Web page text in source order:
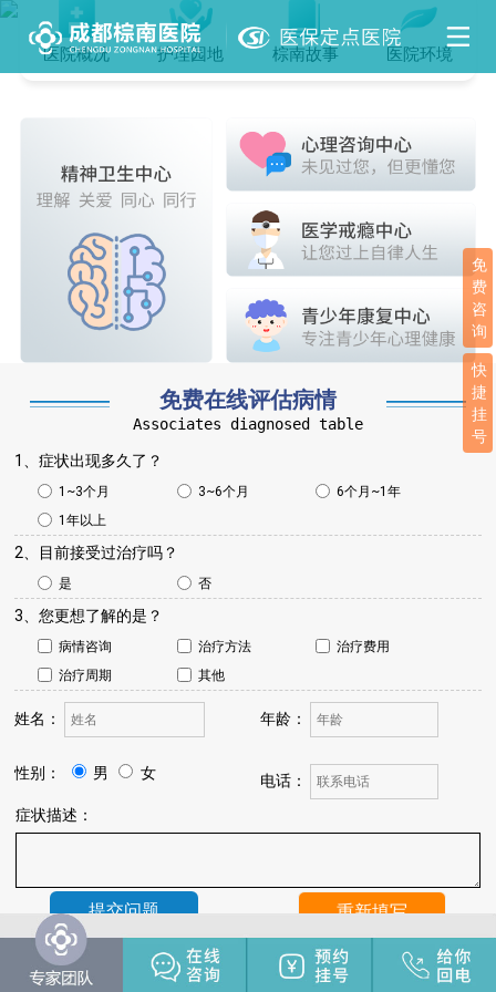
医院概况 护理园地 棕南故事 医院环境
免费在线评估病情
Associates diagnosed table
1、症状出现多久了？
1~3个月 3~6个月
6个月~1年
1年以上
2、目前接受过治疗吗？
是 否
3、您更想了解的是？
病情咨询 治疗方法
治疗费用
治疗周期
其他
姓名： 年龄：
性别： 男 女
电话：
症状描述：
温馨提示：
我院将于24小时内与您联系，请保持手机畅通，注
意来电。
免
费
咨
询
快
捷
挂
号